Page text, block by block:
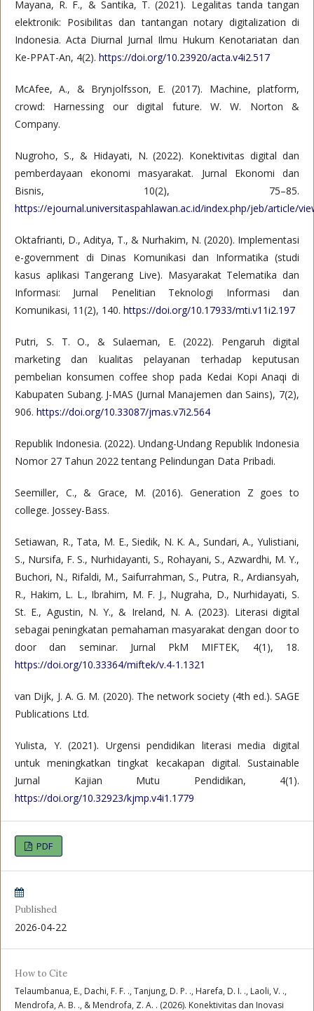
Mayana, R. F., & Santika, T. (2021). Legalitas tanda tangan
elektronik: Posibilitas dan tantangan notary digitalization di
Indonesia. Acta Diurnal Jurnal Ilmu Hukum Kenotariatan dan
Ke-PPAT-An, 4(2). https://doi.org/10.23920/acta.v4i2.517
McAfee, A., & Brynjolfsson, E. (2017). Machine, platform,
crowd: Harnessing our digital future. W. W. Norton &
Company.
Nugroho, S., & Hidayati, N. (2022). Konektivitas digital dan
pemberdayaan ekonomi masyarakat. Jurnal Ekonomi dan
Bisnis, 10(2), 75–85.
https://ejournal.universitaspahlawan.ac.id/index.php/jeb/article/
Oktafrianti, D., Aditya, T., & Nurhakim, N. (2020). Implementasi
e-government di Dinas Komunikasi dan Informatika (studi
kasus aplikasi Tangerang Live). Masyarakat Telematika dan
Informasi: Jurnal Penelitian Teknologi Informasi dan
Komunikasi, 11(2), 140. https://doi.org/10.17933/mti.v11i2.197
Putri, S. T. O., & Sulaeman, E. (2022). Pengaruh digital
marketing dan kualitas pelayanan terhadap keputusan
pembelian konsumen coffee shop pada Kedai Kopi Anaqi di
Kabupaten Subang. J-MAS (Jurnal Manajemen dan Sains), 7(2),
906. https://doi.org/10.33087/jmas.v7i2.564
Republik Indonesia. (2022). Undang-Undang Republik Indonesia
Nomor 27 Tahun 2022 tentang Pelindungan Data Pribadi.
Seemiller, C., & Grace, M. (2016). Generation Z goes to
college. Jossey-Bass.
Setiawan, R., Tata, M. E., Siedik, N. K. A., Sundari, A., Yulistiani,
S., Nursifa, F. S., Nurhidayanti, S., Rohayani, S., Azwardhi, M. Y.,
Buchori, N., Rifaldi, M., Saifurrahman, S., Putra, R., Ardiansyah,
R., Hakim, L. L., Ibrahim, M. F. J., Nugraha, D., Nurhidayati, S.
St. E., Agustin, N. Y., & Ireland, N. A. (2023). Literasi digital
sebagai peningkatan pemahaman masyarakat dengan door to
door dan seminar. Jurnal PkM MIFTEK, 4(1), 18.
https://doi.org/10.33364/miftek/v.4-1.1321
van Dijk, J. A. G. M. (2020). The network society (4th ed.). SAGE
Publications Ltd.
Yulista, Y. (2021). Urgensi pendidikan literasi media digital
untuk meningkatkan tingkat kecakapan digital. Sustainable
Jurnal Kajian Mutu Pendidikan, 4(1).
https://doi.org/10.32923/kjmp.v4i1.1779
PDF
Published
2026-04-22
How to Cite
Telaumbanua, E., Dachi, F. F. ., Tanjung, D. P. ., Harefa, D. I. ., Laoli, V. .,
Mendrofa, A. B. ., & Mendrofa, Z. A. . (2026). Konektivitas dan Inovasi